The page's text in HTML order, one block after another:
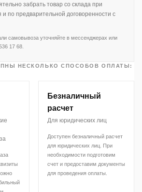
забрать товар со склада при
и по предварительной договоренности с
самовывоза уточняйте в мессенджерах или
17 68.
НЕСКОЛЬКО СПОСОБОВ ОПЛАТЫ:
Безналичный
расчет
Для юридических лиц
Доступен безналичный расчет
для юридических лиц. При
необходимости подготовим
счет и предоставим документы
для проведения оплаты.